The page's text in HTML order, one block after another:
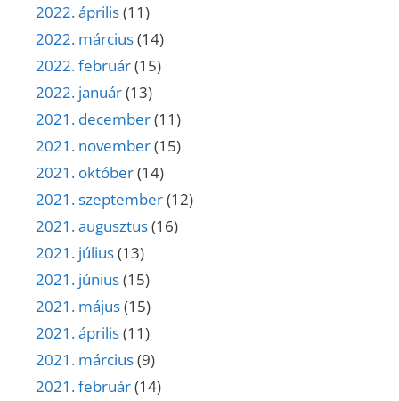
2022. április(11)
2022. március(14)
2022. február(15)
2022. január(13)
2021. december(11)
2021. november(15)
2021. október(14)
2021. szeptember(12)
2021. augusztus(16)
2021. július(13)
2021. június(15)
2021. május(15)
2021. április(11)
2021. március(9)
2021. február(14)